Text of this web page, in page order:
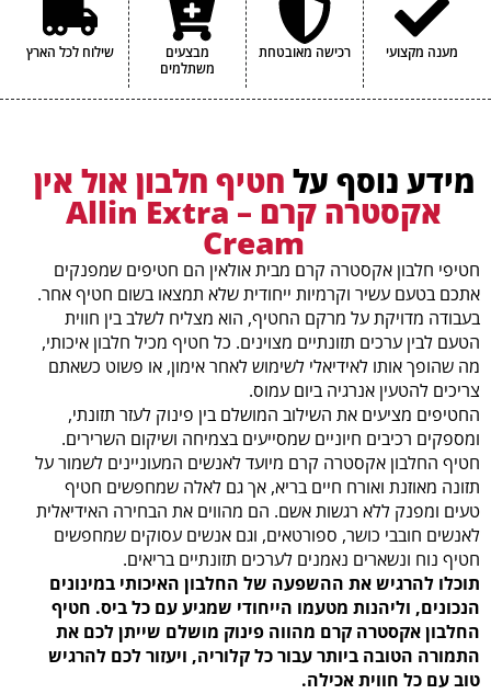
איזולאוצין (גרם)
0.8 גרם
0.9 גרם
מענה מקצועי רכישה מאובטחת
מבצעים
משתלמים
שילוח לכל הארץ
מידע נוסף על חטיף חלבון אול אין
אקסטרה קרם – Allin Extra
Cream
חטיפי חלבון אקסטרה קרם מבית אולאין הם חטיפים שמפנקים
אתכם בטעם עשיר וקרמיות ייחודית שלא תמצאו בשום חטיף אחר.
בעבודה מדויקת על מרקם החטיף, הוא מצליח לשלב בין חווית
הטעם לבין ערכים תזונתיים מצוינים. כל חטיף מכיל חלבון איכותי,
מה שהופך אותו לאידיאלי לשימוש לאחר אימון, או פשוט כשאתם
צריכים להטעין אנרגיה ביום עמוס.
החטיפים מציעים את השילוב המושלם בין פינוק לעזר תזונתי,
ומספקים רכיבים חיוניים שמסייעים בצמיחה ושיקום השרירים.
חטיף החלבון אקסטרה קרם מיועד לאנשים המעוניינים לשמור על
תזונה מאוזנת ואורח חיים בריא, אך גם לאלה שמחפשים חטיף
טעים ומפנק ללא רגשות אשם. הם מהווים את הבחירה האידיאלית
לאנשים חובבי כושר, ספורטאים, וגם אנשים עסוקים שמחפשים
חטיף נוח ונשארים נאמנים לערכים תזונתיים בריאים.
תוכלו להרגיש את ההשפעה של החלבון האיכותי במינונים
הנכונים, וליהנות מטעמו הייחודי שמגיע עם כל ביס. חטיף
החלבון אקסטרה קרם מהווה פינוק מושלם שייתן לכם את
התמורה הטובה ביותר עבור כל קלוריה, ויעזור לכם להרגיש
טוב עם כל חווית אכילה.